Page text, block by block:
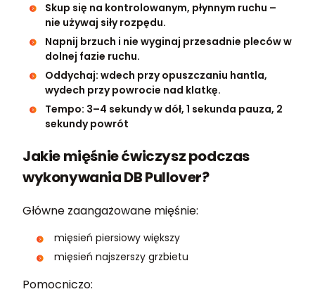
Skup się na kontrolowanym, płynnym ruchu –
nie używaj siły rozpędu.
Napnij brzuch i nie wyginaj przesadnie pleców w
dolnej fazie ruchu.
Oddychaj: wdech przy opuszczaniu hantla,
wydech przy powrocie nad klatkę.
Tempo: 3–4 sekundy w dół, 1 sekunda pauza, 2
sekundy powrót
Jakie mięśnie ćwiczysz podczas
wykonywania DB Pullover?
Główne zaangażowane mięśnie:
mięsień piersiowy większy
mięsień najszerszy grzbietu
Pomocniczo: